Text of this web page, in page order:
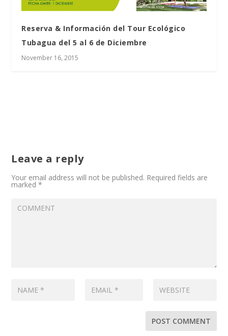
Reserva & Información del Tour Ecológico
Tubagua del 5 al 6 de Diciembre
November 16, 2015
Leave a reply
Your email address will not be published. Required fields are
marked*